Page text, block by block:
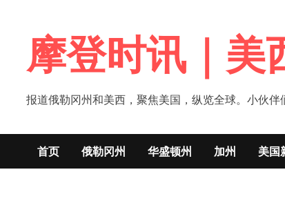
content摩登时讯｜美
报道俄勒冈州和美西，聚焦美国，纵览全球。小伙
首页 俄勒冈州 华盛顿州 加州 美国